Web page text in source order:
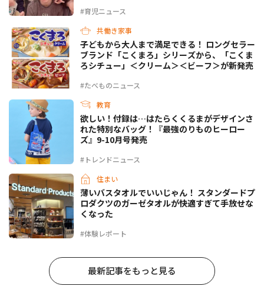
#育児ニュース
共働き家事
#たべものニュース
子どもから大人まで満足できる！ ロングセラー
ブランド「こくまろ」シリーズから、「こくま
ろシチュー」＜クリーム＞＜ビーフ＞が新発売
教育
#トレンドニュース
欲しい！付録は…はたらくくるまがデザインさ
れた特別なバッグ！『最強のりものヒーロー
ズ』9-10月号発売
住まい
#体験レポート
薄いバスタオルでいいじゃん！ スタンダードプ
ロダクツのガーゼタオルが快適すぎて手放せな
くなった
最新記事をもっと見る